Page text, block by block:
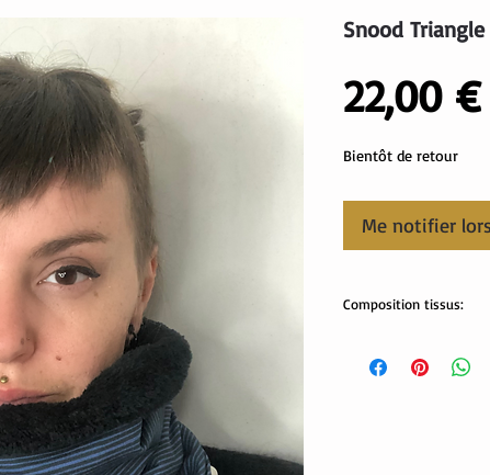
Snood
22,00 €
Bientôt de retour
Me notifier
Composition tissus:
fausse fourrure: 100%